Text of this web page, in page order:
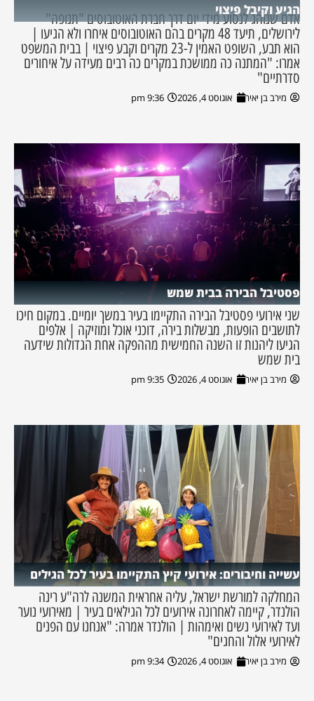
הגיע וקיבל פיצוי
אדם שנוהג לנסוע מידי יום דרך חברת האוטובוסים "תנופה"
לירושלים, תיעד 48 מקרים בהם האוטובוסים איחרו ולא הגיעו |
הוא תבע, השופט האמין ל-23 מקרים וקבע פיצוי | בבית המשפט
אמרו: "המתנה כה ממושכת במקרים כה רבים מעידה על איחורים
סדרתיים"
מירב בן יאיר אוגוסט 4, 2026 9:36 pm
פסטיבל הבירה בבית שמש
שני אירועי פסטיבל הבירה התקיימו בעיר במשך יומיים. במקום חיכו
לתושבים הופעות, מבשלות בירה, דוכני אוכל ומוזיקה | אלפים
הגיעו ליהנות זו השנה החמישית מההפקה אחת הגדולות שידעה
בית שמש
מירב בן יאיר אוגוסט 4, 2026 9:35 pm
עשייה וחיבורים: אירועי קיץ התקיימו בעיר לכל הגילים
המחלקה למורשת ישראל, עליה אחראית המשנה לרה"ע רינה
הולנדר, קיימה לאחרונה אירועים לכל הגילאים בעיר | מאירועי נוער
ועד לאירועי נשים ואימהות | הולנדר אמרה: "אנחנו עם הפנים
לאירועי אלול והחגים"
מירב בן יאיר אוגוסט 4, 2026 9:34 pm